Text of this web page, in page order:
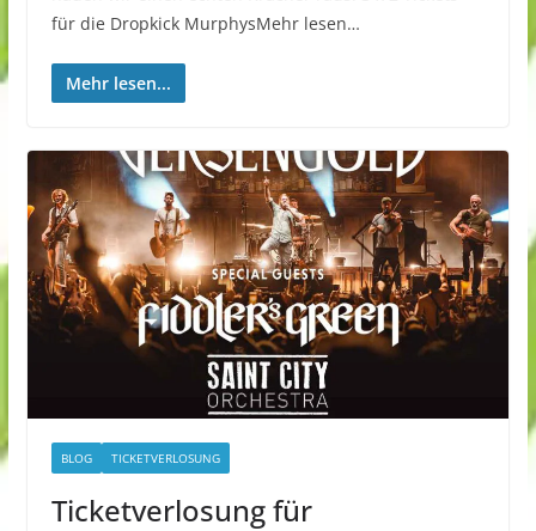
für die Dropkick MurphysMehr lesen…
Mehr lesen...
BLOG TICKETVERLOSUNG
Ticketverlosung für